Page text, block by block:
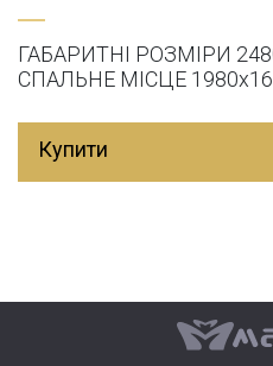
ГАБАРИТНІ РОЗМІРИ
СПАЛЬНЕ МІСЦЕ
Купити